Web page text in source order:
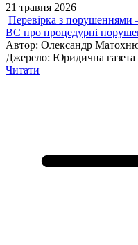
21 травня 2026
Перевірка з порушеннями
ВС про процедурні
Автор: Олександр
Джерело: Юридична газета
Читати